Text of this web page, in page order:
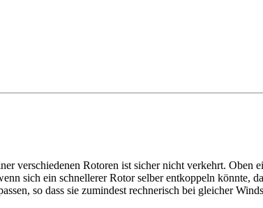
verschiedenen Rotoren ist sicher nicht verkehrt.
sich ein schnellerer Rotor selber entkoppeln könnte,
so dass sie zumindest rechnerisch bei gleicher